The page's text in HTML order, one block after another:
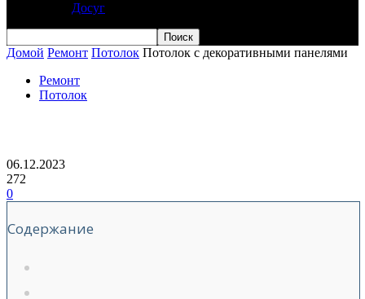
Досуг
Домой Ремонт Потолок Потолок с декоративными панелями
Ремонт
Потолок
06.12.2023
272
0
Содержание